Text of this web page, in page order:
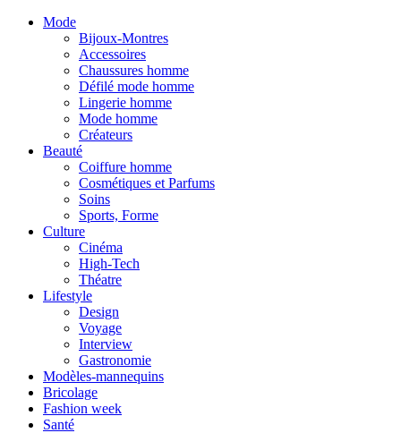
Mode
Bijoux-Montres
Accessoires
Chaussures homme
Défilé mode homme
Lingerie homme
Mode homme
Créateurs
Beauté
Coiffure homme
Cosmétiques et Parfums
Soins
Sports, Forme
Culture
Cinéma
High-Tech
Théatre
Lifestyle
Design
Voyage
Interview
Gastronomie
Modèles-mannequins
Bricolage
Fashion week
Santé